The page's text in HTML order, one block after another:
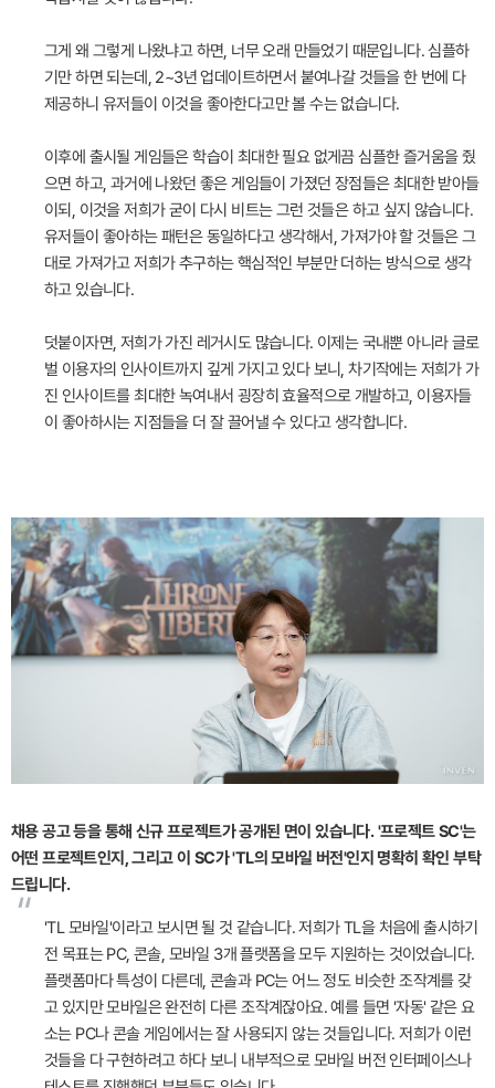
그게 왜 그렇게 나왔냐고 하면, 너무 오래 만들었기 때문입니다. 심플하
기만 하면 되는데, 2~3년 업데이트하면서 붙여나갈 것들을 한 번에 다
제공하니 유저들이 이것을 좋아한다고만 볼 수는 없습니다.
이후에 출시될 게임들은 학습이 최대한 필요 없게끔 심플한 즐거움을 줬
으면 하고, 과거에 나왔던 좋은 게임들이 가졌던 장점들은 최대한 받아들
이되, 이것을 저희가 굳이 다시 비트는 그런 것들은 하고 싶지 않습니다.
유저들이 좋아하는 패턴은 동일하다고 생각해서, 가져가야 할 것들은 그
대로 가져가고 저희가 추구하는 핵심적인 부분만 더하는 방식으로 생각
하고 있습니다.
덧붙이자면, 저희가 가진 레거시도 많습니다. 이제는 국내뿐 아니라 글로
벌 이용자의 인사이트까지 깊게 가지고 있다 보니, 차기작에는 저희가 가
진 인사이트를 최대한 녹여내서 굉장히 효율적으로 개발하고, 이용자들
이 좋아하시는 지점들을 더 잘 끌어낼 수 있다고 생각합니다.
채용 공고 등을 통해 신규 프로젝트가 공개된 면이 있습니다. '프로젝트 SC'는
어떤 프로젝트인지, 그리고 이 SC가 'TL의 모바일 버전'인지 명확히 확인 부탁
드립니다.
“
'TL 모바일'이라고 보시면 될 것 같습니다. 저희가 TL을 처음에 출시하기
전 목표는 PC, 콘솔, 모바일 3개 플랫폼을 모두 지원하는 것이었습니다.
플랫폼마다 특성이 다른데, 콘솔과 PC는 어느 정도 비슷한 조작계를 갖
고 있지만 모바일은 완전히 다른 조작계잖아요. 예를 들면 '자동' 같은 요
소는 PC나 콘솔 게임에서는 잘 사용되지 않는 것들입니다. 저희가 이런
것들을 다 구현하려고 하다 보니 내부적으로 모바일 버전 인터페이스나